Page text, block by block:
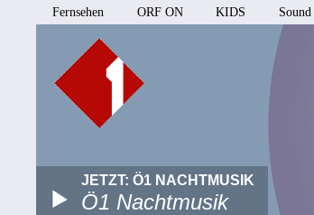
Fernsehen ORF ON KIDS Sound
JETZT: Ö1 NACHTMUSIK
Ö1 Nachtmusik